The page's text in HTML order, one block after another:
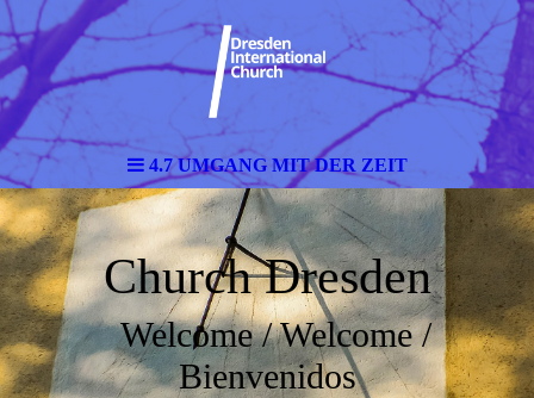
4.7 UMGANG MIT DER ZEIT
Church Dresden
Welcome / Welcome /
Bienvenidos